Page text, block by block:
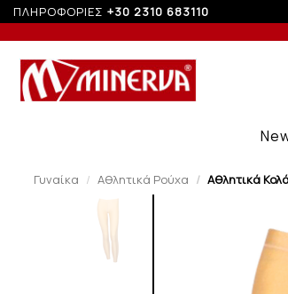
ΠΛΗΡΟΦΟΡΙΕΣ +30 2310 683110
με πιστωτική άνω των 50€
Γυναίκα Αθλητικά Ρούχα Αθλητικά